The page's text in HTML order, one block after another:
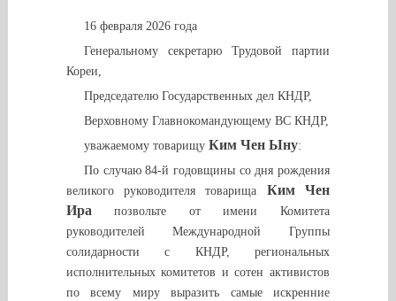
16 февраля 2026 года
Генеральному секретарю Трудовой партии
Кореи,
Председателю Государственных дел КНДР,
Верховному Главнокомандующему ВС КНДР,
уважаемому товарищу Ким Чен Ыну:
По случаю 84-й годовщины со дня рождения
великого руководителя товарища Ким Чен
Ирапозвольте от имени Комитета
руководителей Международной Группы
солидарности с КНДР, региональных
исполнительных комитетов и сотен активистов
по всему миру выразить самые искренние